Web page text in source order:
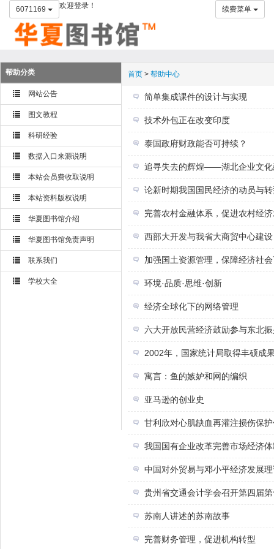
6071169 欢迎登录！ 续费菜单
帮助分类
网站公告
图文教程
科研经验
数据入口来源说明
本站会员费收取说明
本站资料版权说明
华夏图书馆介绍
华夏图书馆免责声明
联系我们
学校大全
首页 > 帮助中心
简单集成课件的设计与实现
技术外包正在改变印度
泰国政府财政能否可持续？
追寻失去的辉煌——湖北企业​​文化
论新时期我国国民经济的动员与
完善农村金融体系，促进农村经
西部大开发与我省大商贸中心建设
加强国土资源管理，保障经济社
环境·品质·思维·创新
经济全球化下的网络管理
六大开放民营经济鼓励参与东北
2002年，国家统计局取得丰硕成
寓言：鱼的嫉妒和网的编织
亚马逊的创业史
甘利欣对心肌缺血再灌注损伤保
我国国有企业改革完善市场经济
中国对外贸易与邓小平经济发展
贵州省交通会计学会召开第四届
苏南人讲述的苏南故事
完善财务管理，促进机构转型